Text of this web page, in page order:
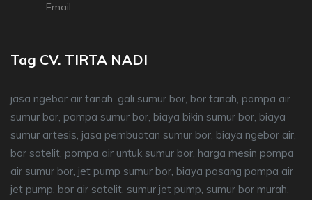
Email
Tag CV. TIRTA NADI
jasa ngebor air tanah, gali sumur bor, bor tanah, pompa air
sumur bor, pompa sumur bor, biaya bikin sumur bor, biaya
sumur artesis, jasa pembuatan sumur bor, biaya ngebor air,
bor satelit, pompa air untuk sumur bor, harga mesin pompa
air sumur bor, jet pump sumur bor, biaya pasang pompa air
jet pump, bor air satelit, sumur jet pump, sumur bor murah,